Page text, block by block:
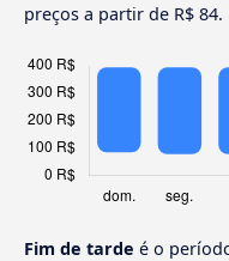
preços a partir de R$ 84.
Fim de tarde é o